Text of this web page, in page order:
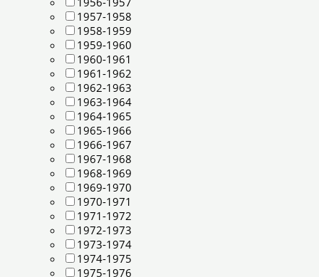
1957-1958
1958-1959
1959-1960
1960-1961
1961-1962
1962-1963
1963-1964
1964-1965
1965-1966
1966-1967
1967-1968
1968-1969
1969-1970
1970-1971
1971-1972
1972-1973
1973-1974
1974-1975
1975-1976